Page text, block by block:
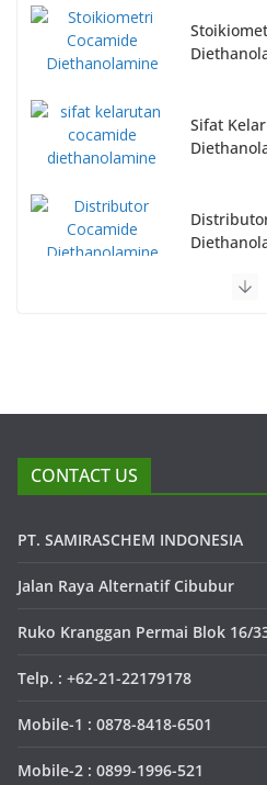
Sifat
CONTACT US
PT. SAMIRASCHEM INDONESIA
Jalan Raya Alternatif Cibubur
Ruko Kranggan Permai Blok 16/
Telp. : +62-21-22179178
Mobile-1 : 0878-8418-6501
Mobile-2 : 0899-1996-521